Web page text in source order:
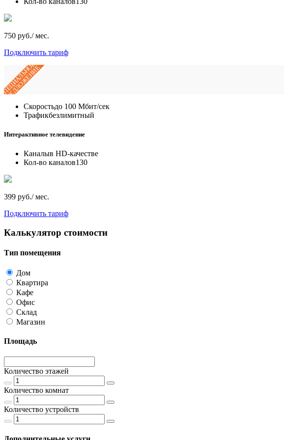
750 руб./ мес.
Подключить тариф
ПРЕДЛОЖЕНИЕ
Скоростьдо 100 Мбит/сек
Трафикбезлимитный
Интерактивное телевидение
Каналыв HD-качестве
Кол-во каналов130
399 руб./ мес.
Подключить тариф
Калькулятор стоимости
Тип помещения
Дом
Квартира
Кафе
Офис
Склад
Магазин
Площадь
Количество этажей
Количество комнат
Количество устройств